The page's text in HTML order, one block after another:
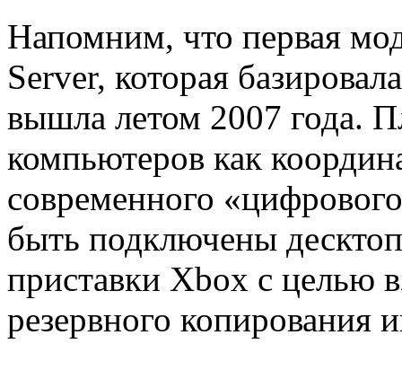
Напомним, что первая
Server, которая
вышла летом 2007 года.
компьютеров как
современного
быть подключены
приставки Xbox с целью
резервного копирования